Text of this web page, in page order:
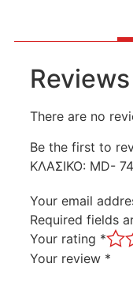
Reviews
There are no
Be the first to
ΚΛΑΣΙΚΟ: MD-
Your email
Required fields
Your rating *
Your review *